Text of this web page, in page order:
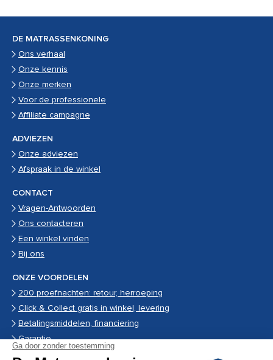
DE MATRASSENKONING
Ons verhaal
Onze kennis
Onze merken
Voor de professionele
Affiliate campagne
ADVIEZEN
Onze adviezen
Afspraak in de winkel
CONTACT
Vragen-Antwoorden
Ons contacteren
Een winkel vinden
Bij ons
ONZE VOORDELEN
200 proefnachten: retour, herroeping
Click & Collect gratis in winkel, levering
Betalingsmiddelen, financiering
Garantie